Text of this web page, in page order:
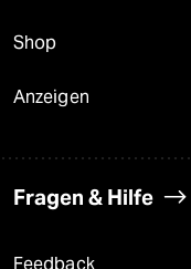
Shop
Anzeigen
Fragen & Hilfe
Feedback